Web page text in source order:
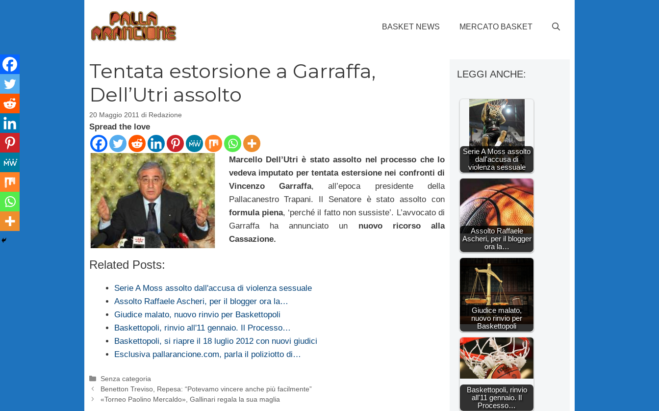
BASKET NEWS MERCATO BASKET
Tentata estorsione a Garraffa,
Dell’Utri assolto
20 Maggio 2011 di Redazione
Spread the love
Marcello Dell’Utri è stato assolto nel processo che lo
vedeva imputato per tentata estersione nei confronti di
Vincenzo Garraffa, all’epoca presidente della
Pallacanestro Trapani. Il Senatore è stato assolto con
formula piena, ‘perché il fatto non sussiste’. L’avvocato di
Garraffa ha annunciato un nuovo ricorso alla
Cassazione.
Related Posts:
Serie A Moss assolto dall'accusa di violenza sessuale
Assolto Raffaele Ascheri, per il blogger ora la…
Giudice malato, nuovo rinvio per Baskettopoli
Baskettopoli, rinvio all'11 gennaio. Il Processo…
Baskettopoli, si riapre il 18 luglio 2012 con nuovi giudici
Esclusiva pallarancione.com, parla il poliziotto di…
Categorie
Senza categoria
Benetton Treviso, Repesa: “Potevamo vincere anche più facilmente”
«Torneo Paolino Mercaldo», Gallinari regala la sua maglia
LEGGI ANCHE:
Serie A Moss assolto
dall'accusa di
violenza sessuale
Assolto Raffaele
Ascheri, per il blogger
ora la…
Giudice malato,
nuovo rinvio per
Baskettopoli
Baskettopoli, rinvio
all'11 gennaio. Il
Processo…